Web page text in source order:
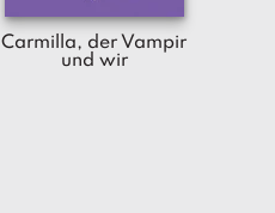
Carmilla, der Vampir
und wir